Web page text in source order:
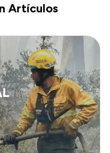
Artículos